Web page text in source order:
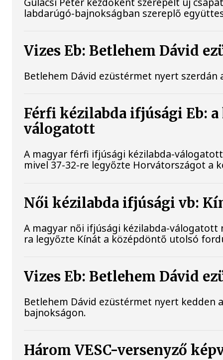
labdarúgó-bajnokságban szereplő
Vizes Eb: Betlehem Dávid
Betlehem Dávid ezüstérmet nyert
Férfi kézilabda ifjúsági Eb:
válogatott
A magyar férfi ifjúsági kézilabda-
mivel 37-32-re legyőzte Horvátországot
Női kézilabda ifjúsági vb:
A magyar női ifjúsági kézilabda-
ra legyőzte Kínát a középdöntő utolsó
Vizes Eb: Betlehem Dávid
Betlehem Dávid ezüstérmet nyert kedden
bajnokságon.
Három VESC-versenyző